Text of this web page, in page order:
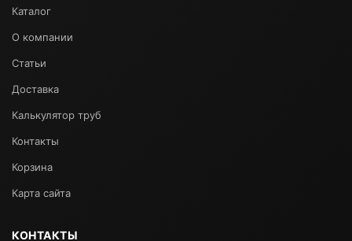
Каталог
О компании
Статьи
Доставка
Калькулятор труб
Контакты
Корзина
Карта сайта
КОНТАКТЫ